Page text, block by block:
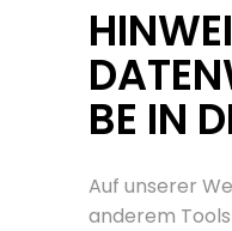
BE IN
Auf unserer
anderem